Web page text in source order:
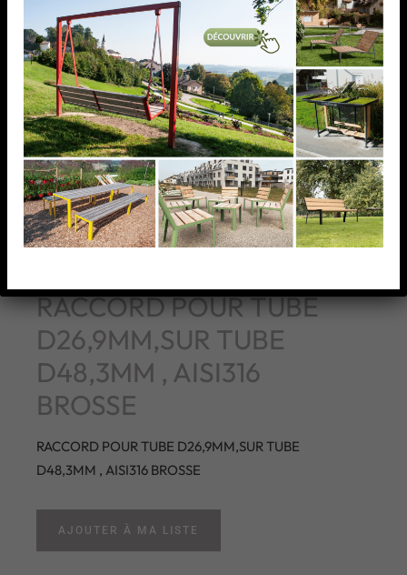
RACCORD POUR TUBE
D26,9MM,SUR TUBE
D48,3MM , AISI316
BROSSE
RACCORD POUR TUBE D26,9MM,SUR TUBE
D48,3MM , AISI316 BROSSE
AJOUTER À MA LISTE